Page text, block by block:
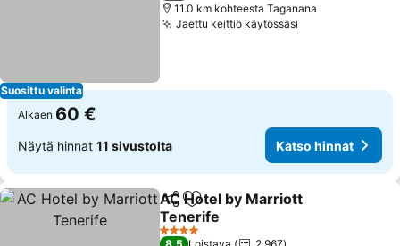
Suosittu valinta
11.0 km kohteesta Taganana
Jaettu keittiö käytössäsi
Alkaen 60 €
Näytä hinnat 11 sivustolta Katso hinnat
Jaa Lisää suosikkeihin
AC Hotel by Marriott
Tenerife
Katso hinnat
4 Tähtiluokitus